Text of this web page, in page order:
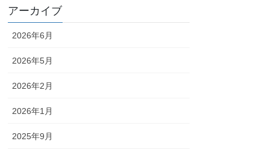
アーカイブ
2026年6月
2026年5月
2026年2月
2026年1月
2025年9月